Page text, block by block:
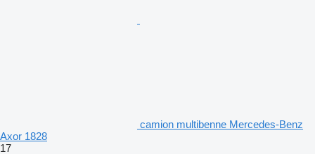
camion multibenne Mercedes-Benz
Axor 1828
17